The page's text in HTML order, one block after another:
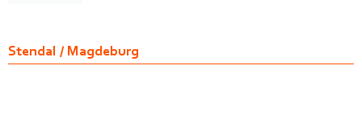
Stendal / Magdeburg